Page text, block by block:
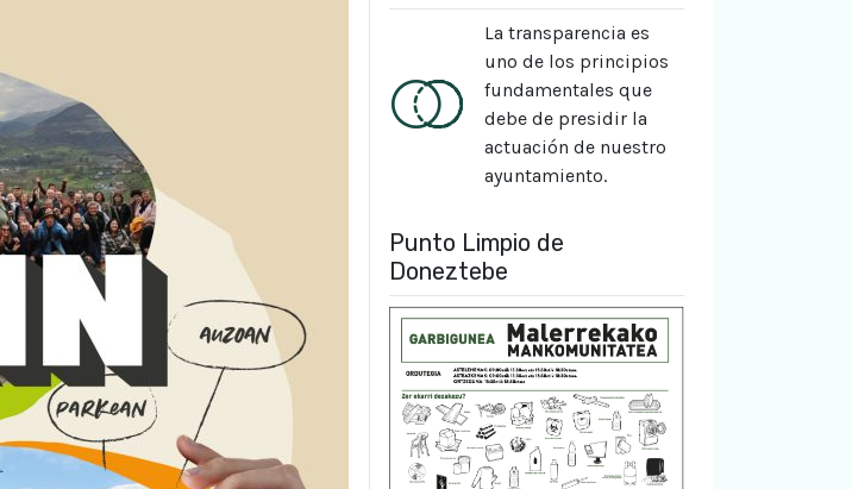
La transparencia es
uno de los principios
fundamentales que
debe de presidir la
actuación de nuestro
ayuntamiento.
Punto Limpio de
Doneztebe